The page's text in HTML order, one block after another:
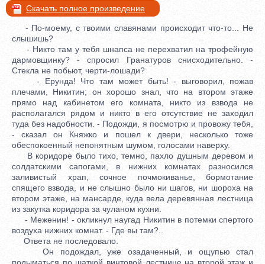
Скачать полное произведение
- По-моему, с твоими славянами происходит что-то... Не
слышишь?
- Никто там у тебя шнапса не перехватил на трофейную
дармовщинку? - спросил Гранатуров снисходительно. -
Стекла не побьют, черти-лошади?
- Ерунда! Что там может быть! - выговорил, пожав
плечами, Никитин; он хорошо знал, что на втором этаже
прямо над кабинетом его комната, никто из взвода не
располагался рядом и никто в его отсутствие не заходил
туда без надобности. - Подожди, я посмотрю и провожу тебя,
- сказал он Княжко и пошел к двери, несколько тоже
обеспокоенный непонятным шумом, голосами наверху.
В коридоре было тихо, темно, пахло душным деревом и
солдатскими сапогами, в нижних комнатах разносился
заливистый храп, сочное почмокиванье, бормотание
спящего взвода, и не слышно было ни шагов, ни шороха на
втором этаже, на мансарде, куда вела деревянная лестница
из закутка коридора за чуланом кухни.
- Меженин! - окликнул наугад Никитин в потемки спертого
воздуха нижних комнат. - Где вы там?..
Ответа не последовало.
Он подождал, уже озадаченный, и ощупью стал
подыматься по шаткой винтовой лестнице на второй этаж и